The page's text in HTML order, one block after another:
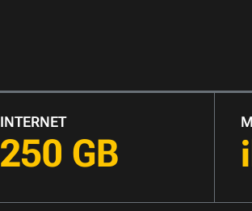
INTERNET
250 GB